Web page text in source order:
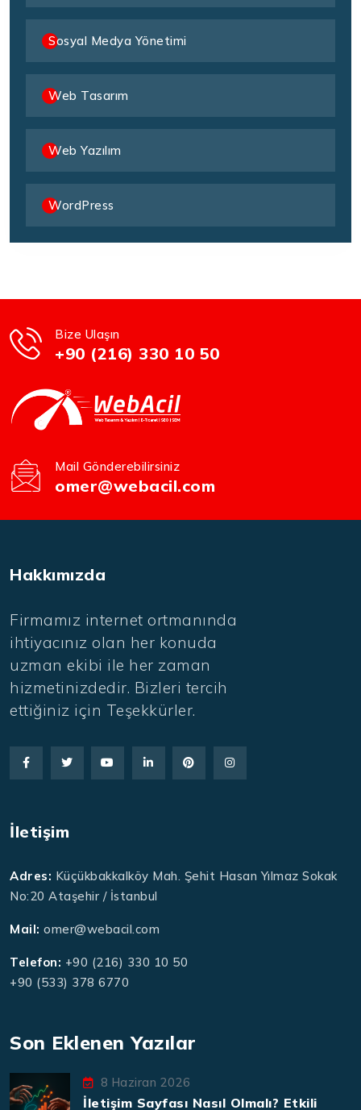
Sosyal Medya Yönetimi
Web Tasarım
Web Yazılım
WordPress
Bize Ulaşın
+90 (216) 330 10 50
Mail Gönderebilirsiniz
omer@webacil.com
Hakkımızda
Firmamız internet ortmanında
ihtiyacınız olan her konuda
uzman ekibi ile her zaman
hizmetinizdedir. Bizleri tercih
ettiğiniz için Teşekkürler.
İletişim
Adres: Küçükbakkalköy Mah. Şehit Hasan Yılmaz Sokak
No:20 Ataşehir / İstanbul
Mail: omer@webacil.com
Telefon: +90 (216) 330 10 50
+90 (533) 378 6770
Son Eklenen Yazılar
8 Haziran 2026
İletişim Sayfası Nasıl Olmalı? Etkili